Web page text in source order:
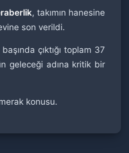
, takımın hanesine
son verildi.
çıktığı toplam 37
geleceği adına kritik bir
konusu.